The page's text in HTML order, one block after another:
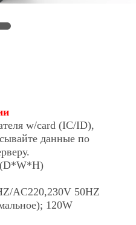
w/card (IC/ID),
данные по
(D*W*H)
AC220,230V 50HZ
120W